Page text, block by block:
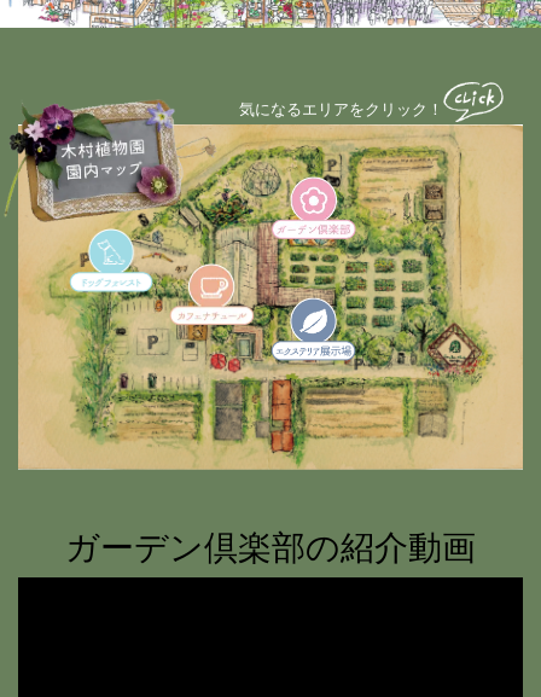
気になるエリアをクリック！
ガーデン倶楽部の紹介動画